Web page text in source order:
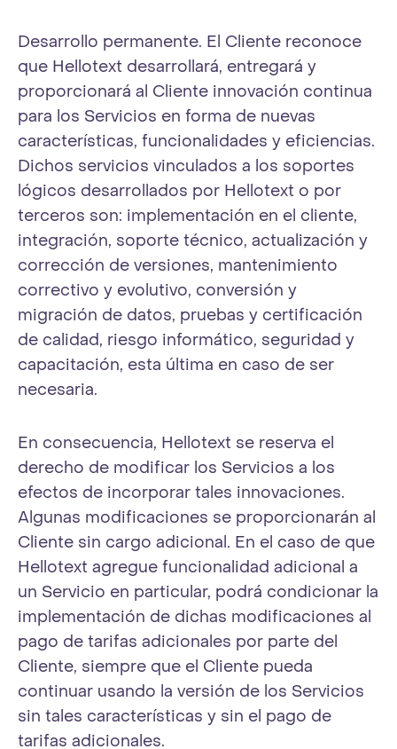
Desarrollo permanente. El Cliente reconoce
que Hellotext desarrollará, entregará y
proporcionará al Cliente innovación continua
para los Servicios en forma de nuevas
características, funcionalidades y eficiencias.
Dichos servicios vinculados a los soportes
lógicos desarrollados por Hellotext o por
terceros son: implementación en el cliente,
integración, soporte técnico, actualización y
corrección de versiones, mantenimiento
correctivo y evolutivo, conversión y
migración de datos, pruebas y certificación
de calidad, riesgo informático, seguridad y
capacitación, esta última en caso de ser
necesaria.
En consecuencia, Hellotext se reserva el
derecho de modificar los Servicios a los
efectos de incorporar tales innovaciones.
Algunas modificaciones se proporcionarán al
Cliente sin cargo adicional. En el caso de que
Hellotext agregue funcionalidad adicional a
un Servicio en particular, podrá condicionar la
implementación de dichas modificaciones al
pago de tarifas adicionales por parte del
Cliente, siempre que el Cliente pueda
continuar usando la versión de los Servicios
sin tales características y sin el pago de
tarifas adicionales.